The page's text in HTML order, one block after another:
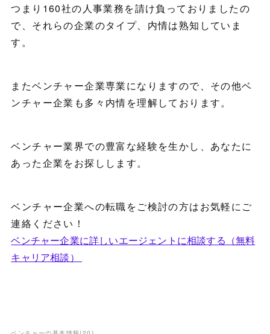
つまり160社の人事業務を請け負っておりましたの
で、それらの企業のタイプ、内情は熟知していま
す。
またベンチャー企業専業になりますので、その他ベ
ンチャー企業も多々内情を理解しております。
ベンチャー業界での豊富な経験を生かし、あなたに
あった企業をお探しします。
ベンチャー企業への転職をご検討の方はお気軽にご
連絡ください！
ベンチャー企業に詳しいエージェントに相談する（無料
キャリア相談）